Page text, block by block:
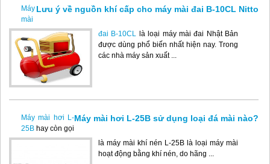
Lưu ý về nguồn khí cấp cho máy mài đai B-10CL Nitto
Máy
mài
đai B-10CL là loại máy mài đai Nhật Bản
được dùng phổ biến nhất hiện nay. Trong
các nhà máy sản xuất ...
Máy mài hơi L-25B sử dụng loại đá mài nào?
Máy mài hơi L-
25B hay còn gọi
là máy mài khí nén L-25B là loại máy mài
hoạt động bằng khí nén, do hãng ...